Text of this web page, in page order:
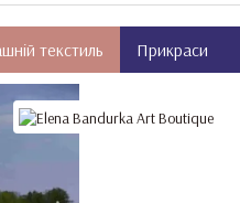
текстиль Прикраси